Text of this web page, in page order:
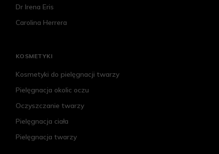
Dr Irena Eris
Carolina Herrera
KOSMETYKI
Kosmetyki do pielęgnacji twarzy
Pielęgnacja okolic oczu
Oczyszczanie twarzy
Pielęgnacja ciała
Pielęgnacja twarzy